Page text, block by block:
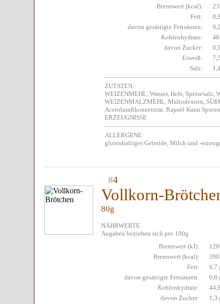
Brennwert (kcal):
Fett:
davon gesättigte Fettsäuren:
Kohlenhydrate:
davon Zucker:
Eiweiß:
Salz:
ZUTATEN:
WEIZENMEHL, Wasser, Hefe,
WEIZENMALZMEHL, Maltodextrin,
Acerolasaftkonzentrat, Rapsöl Kann
ERZEUGNISSE
ALLERGENE:
glutenhaltiges Getreide, Milch und -
#4
Vollkorn-
80g
NÄHRWERTE:
Angaben beziehen sich pro 100g
Brennwert (kJ):
Brennwert (kcal):
290
Fett:
6,7
davon gesättigte Fettsäuren:
0,8
Kohlenhydrate:
davon Zucker:
1,3